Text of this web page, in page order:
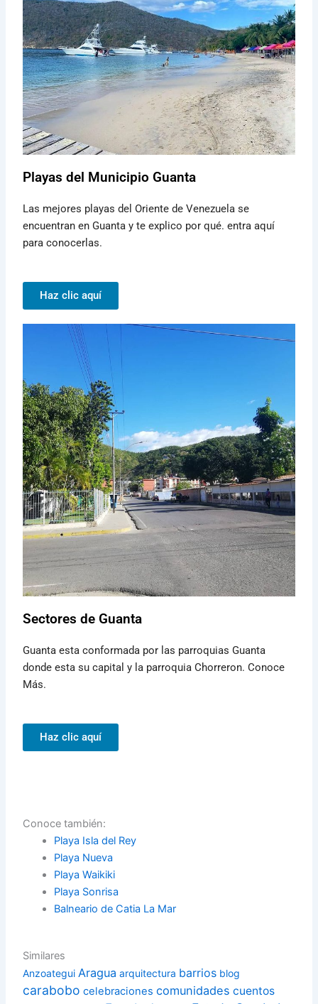
Playas del Municipio Guanta
Las mejores playas del Oriente de Venezuela se
encuentran en Guanta y te explico por qué. entra aquí
para conocerlas.
Haz clic aquí
Sectores de Guanta
Guanta esta conformada por las parroquias Guanta
donde esta su capital y la parroquia Chorreron. Conoce
Más.
Haz clic aquí
Conoce también:
Playa Isla del Rey
Playa Nueva
Playa Waikiki
Playa Sonrisa
Balneario de Catia La Mar
Similares
Anzoategui Aragua arquitectura barrios blog
carabobo celebraciones comunidades cuentos